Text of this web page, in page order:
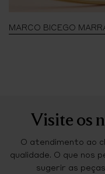
MARCO BICEGO
Visite os
O atendimento ao
qualidade. O que nos
sugerir as